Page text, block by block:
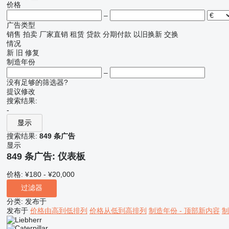
价格
–
广告类型
销售 拍卖 厂家直销 租赁 贷款 分期付款 以旧换新 交换
情况
新 旧 修复
制造年份
–
没有足够的筛选器?
提议修改
搜索结果:
-
显示
搜索结果: 849 条广告
显示
849 条广告: 仪表板
价格: ¥180 - ¥20,000
过滤器
分类: 发布于
发布于 价格由高到低排列 价格从低到高排列 制造年份 - 顶部新内容